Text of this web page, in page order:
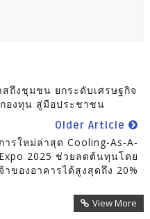
ถึงชุมชน ยกระดับเศรษฐกิจ
องทุน สู่มือประชาชน
Older Article
รใหม่ล่าสุด Cooling-As-A-
2025 ช่วยลดต้นทุนโดย
ของอาคารได้สูงสุดถึง 20%
View More